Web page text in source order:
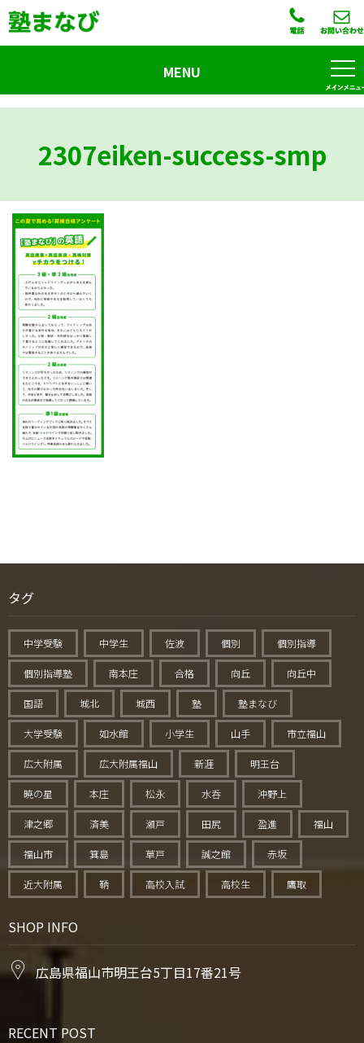
2307eiken-success-smp
タグ
中学受験 中学生 佐波 個別 個別指導
個別指導塾 南本庄 合格 向丘 向丘中
国語 城北 城西 塾 塾まなび
大学受験 如水館 小学生 山手 市立福山
広大附属 広大附属福山 新涯 明王台
暁の星 本庄 松永 水呑 沖野上
津之郷 済美 瀬戸 田尻 盈進 福山
福山市 箕島 草戸 誠之館 赤坂
近大附属 鞆 高校入試 高校生 鷹取
SHOP INFO
広島県福山市明王台5丁目17番21号
RECENT POST
MENU